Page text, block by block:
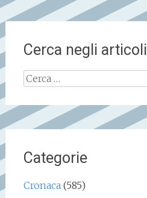
Cerca negli articoli
Ricerca
per:
Categorie
Cronaca (585)